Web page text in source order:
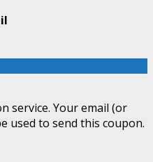
service. Your email (or
used to send this coupon.